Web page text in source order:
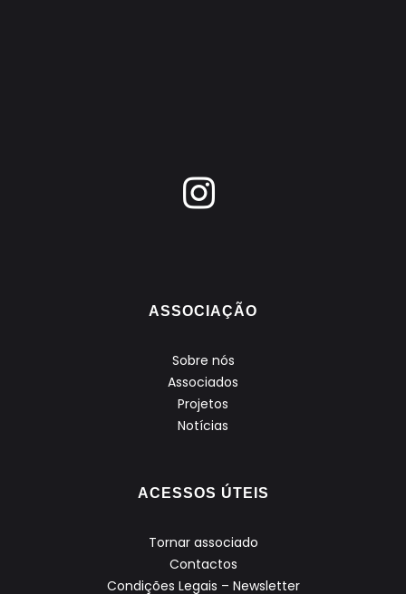
ASSOCIAÇÃO
Sobre nós
Associados
Projetos
Notícias
ACESSOS ÚTEIS
Tornar associado
Contactos
Condições Legais – Newsletter